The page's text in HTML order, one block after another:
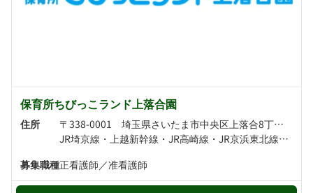
保育所ちびっこランド上落合園
住所
〒338-0001 埼玉県さいたま市中央区上落合8丁目14-19
JR埼京線・上越新幹線・JR高崎線・JR京浜東北線・北陸新幹線・JR上野東京ライン・JR湘南新宿ライン・東北新幹線・JR宇都宮線・JR川越線 大宮駅より徒歩8分 埼玉新都市交通伊奈線 大宮駅より徒歩9分
募集職種正看護師／准看護師